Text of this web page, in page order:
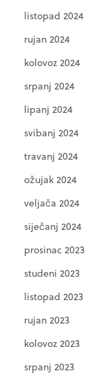
listopad 2024
rujan 2024
kolovoz 2024
srpanj 2024
lipanj 2024
svibanj 2024
travanj 2024
ožujak 2024
veljača 2024
siječanj 2024
prosinac 2023
studeni 2023
listopad 2023
rujan 2023
kolovoz 2023
srpanj 2023